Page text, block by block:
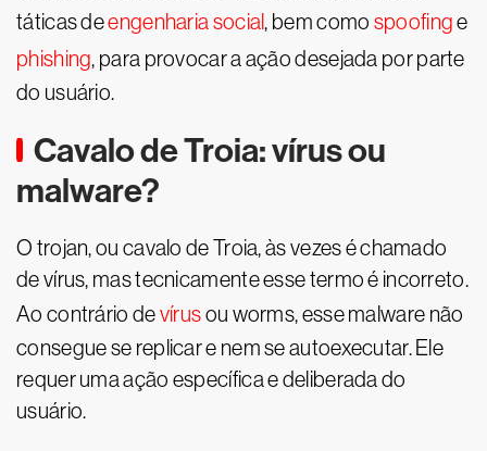
táticas deengenharia social, bem como spoofinge
phishing, para provocar a ação desejada por parte
do usuário.
Cavalo de Troia: vírus ou
malware?
O trojan, ou cavalo de Troia, às vezes é chamado
de vírus, mas tecnicamente esse termo é incorreto.
Ao contrário devírusou worms, esse malware não
consegue se replicar e nem se autoexecutar. Ele
requer uma ação específica e deliberada do
usuário.